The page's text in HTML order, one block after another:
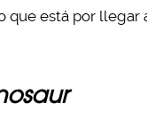
que está por llegar